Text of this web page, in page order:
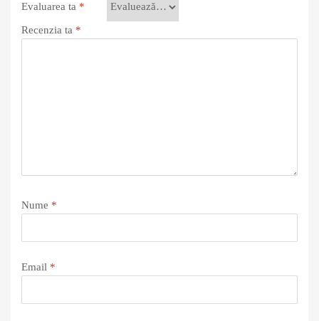
Evaluarea ta *
Recenzia ta *
Nume *
Email *